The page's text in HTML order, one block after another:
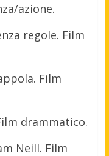
azione.
regole. Film
Film
drammatico.
Neill. Film